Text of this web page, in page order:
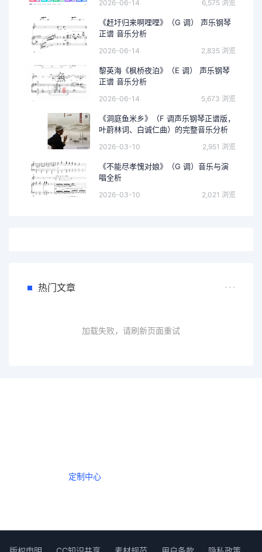
2026-06-14 6,575 浏览
《赶圩归来啊哩哩》（G 调） 声乐钢琴
正谱 音乐分析
2026-06-14 2,835 浏览
黎英海《枫桥夜泊》（E 调） 声乐钢琴
正谱 音乐分析
2026-06-14 5,673 浏览
《洞庭鱼米乡》（F 调声乐钢琴正谱版，
叶蔚林词、白诚仁曲）的完整音乐分析
2026-03-10 2,951 浏览
《不能尽孝愧对娘》（G 调）音乐与演
唱全析
2026-03-10 2,021 浏览
热门文章
加载失败，请刷新页面重试
定制中心